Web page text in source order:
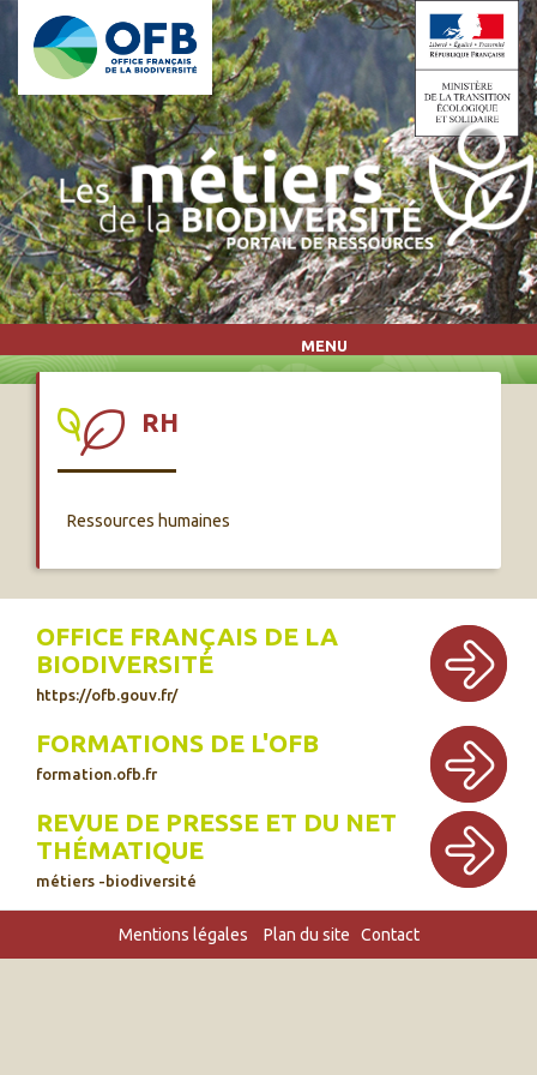
Aller au contenu principal
MENU
RH
Ressources humaines
OFFICE FRANÇAIS DE LA
BIODIVERSITÉ
https://ofb.gouv.fr/
FORMATIONS DE L'OFB
formation.ofb.fr
REVUE DE PRESSE ET DU NET
THÉMATIQUE
métiers -biodiversité
Mentions légales Plan du site Contact